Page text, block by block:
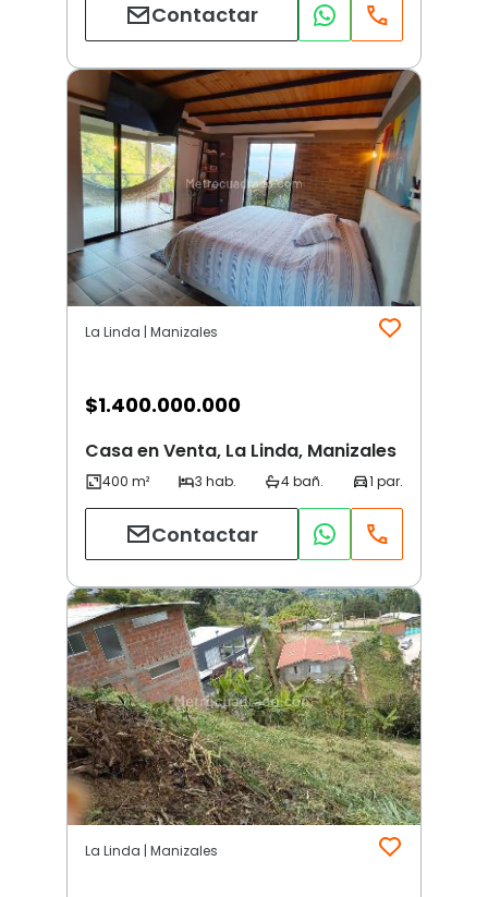
Contactar
La Linda | Manizales
$1.400.000.000
Casa en Venta, La Linda, Manizales
Contactar
La Linda | Manizales